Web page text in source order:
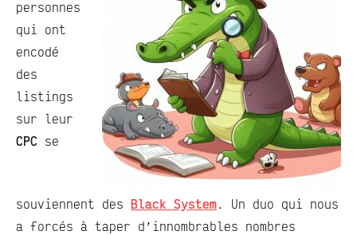
personnes
qui ont
encodé
des
listings
sur leur
CPC se
souviennent des Black System. Un duo qui nous
a forcés à taper d’innombrables nombres